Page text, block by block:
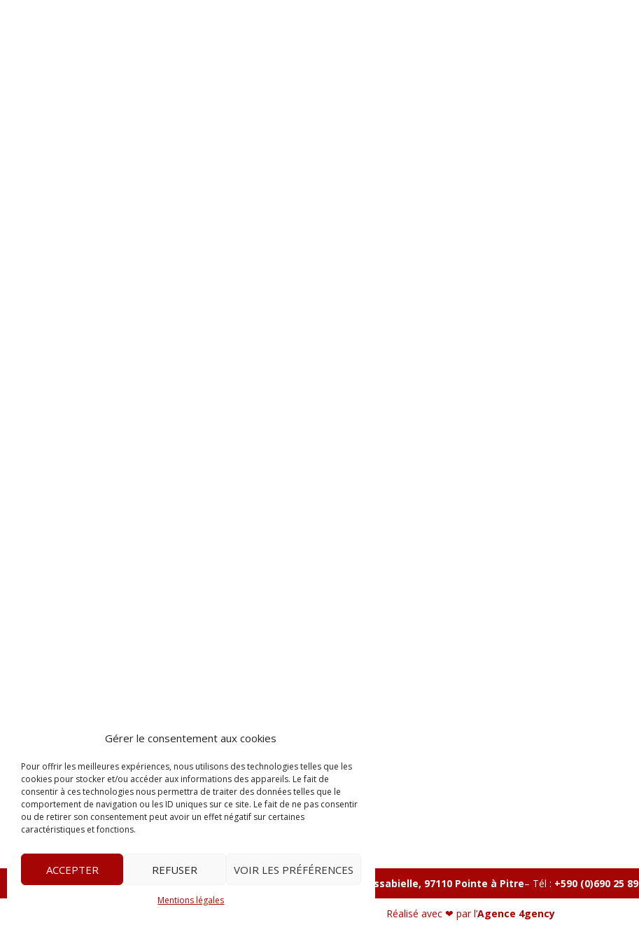
Gérer le consentement aux cookies
Pour offrir les meilleures expériences, nous utilisons des technologies telles que les
cookies pour stocker et/ou accéder aux informations des appareils. Le fait de
consentir à ces technologies nous permettra de traiter des données telles que le
comportement de navigation ou les ID uniques sur ce site. Le fait de ne pas consentir
ou de retirer son consentement peut avoir un effet négatif sur certaines
caractéristiques et fonctions.
ACCEPTER REFUSER VOIR LES PRÉFÉRENCES
Mentions légales
© 2023Le Probant Tour Massabielle, Rue Massabielle, 97110 Pointe à Pitre– Tél : +590 (0)690 25
Réalisé avec ❤ par l’Agence 4gency